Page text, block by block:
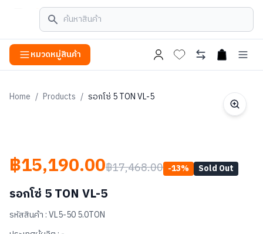
หมวดหมู่สินค้า open cart
Home / Products / รอกโซ่ 5 TON VL-5
฿15,190.00฿17,468.00 -13% Sold Out
รอกโซ่ 5 TON VL-5
รหัสสินค้า :VL5-50 5.0TON